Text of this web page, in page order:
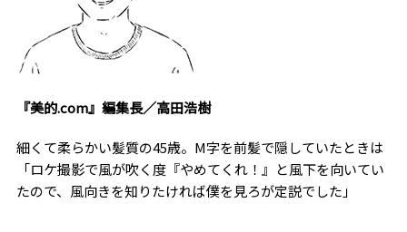
『美的.com』編集長／高田浩樹
細くて柔らかい髪質の45歳。M字を前髪で隠していたときは
「ロケ撮影で風が吹く度『やめてくれ！』と風下を向いてい
たので、風向きを知りたければ僕を見ろが定説でした」